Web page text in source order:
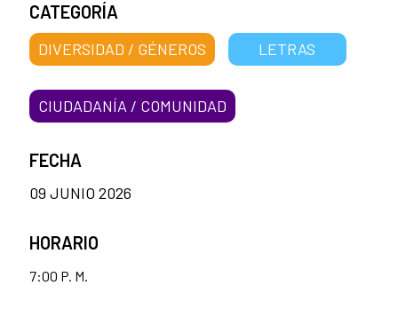
CATEGORÍA
DIVERSIDAD / GÉNEROS LETRAS
CIUDADANÍA / COMUNIDAD
FECHA
09 JUNIO 2026
HORARIO
7:00 P. M.